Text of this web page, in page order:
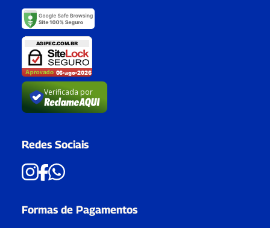
Verificada por
Redes Sociais
Formas de Pagamentos